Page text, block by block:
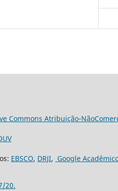
Commons Atribuição-
EBSCO, DRJI, Google
20.